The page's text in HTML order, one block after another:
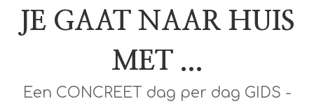
JE GAAT NAAR HUIS
MET ...
Een CONCREET dag per dag GIDS -